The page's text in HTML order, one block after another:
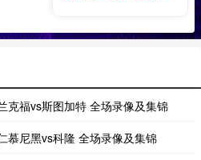
克福vs斯图加特 全场录像及集锦
慕尼黑vs科隆 全场录像及集锦